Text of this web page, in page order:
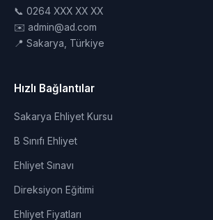
📞 0264 XXX XX XX
✉️ admin@ad.com
📍 Sakarya, Türkiye
Hızlı Bağlantılar
Sakarya Ehliyet Kursu
B Sınıfı Ehliyet
Ehliyet Sınavı
Direksiyon Eğitimi
Ehliyet Fiyatları